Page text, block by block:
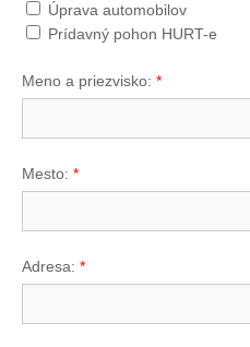
Úprava automobilov
Prídavný pohon HURT-e
Meno a priezvisko: *
Mesto: *
Adresa: *